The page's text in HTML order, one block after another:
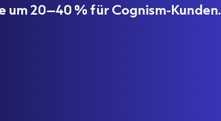
20–40 % für Cognism-Kunden.